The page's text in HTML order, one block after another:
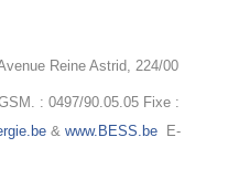
Reine Astrid, 224/00
: 0497/90.05.05 Fixe :
& www.BESS.be E-